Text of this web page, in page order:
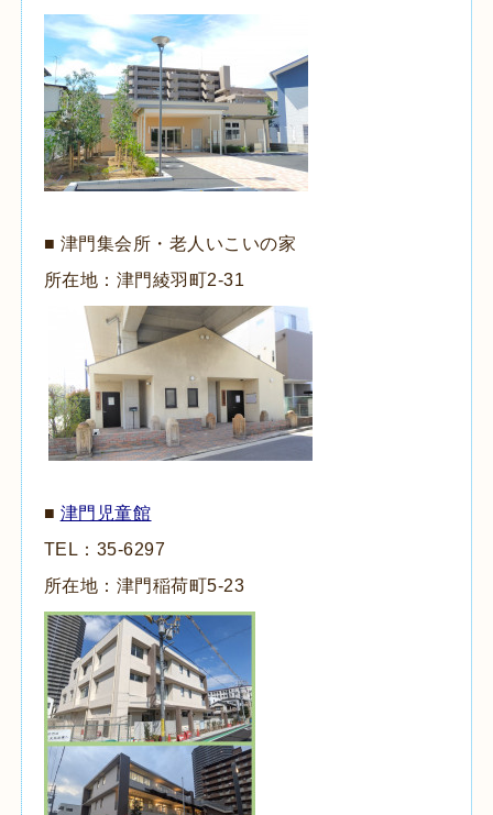
■ 津門集会所・老人いこいの家
所在地：津門綾羽町2-31
■ 津門児童館
TEL： 35-6297
所在地：津門稲荷町5-23